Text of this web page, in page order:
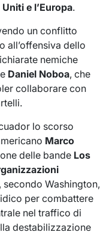
e l’Europa.
un conflitto
all’offensiva dello
nemiche
Daniel Noboa, che
collaborare con
lo scorso
Marco
delle bande Los
secondo Washington,
per combattere
nel traffico di
destabilizzazione